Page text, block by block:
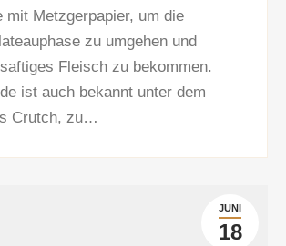
mit Metzgerpapier, um die
zu umgehen und
Fleisch zu bekommen.
ist auch bekannt unter dem
Crutch, zu…
JUNI
18